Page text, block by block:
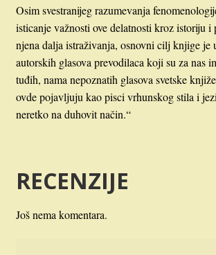
Osim svestranijeg razumevanja
isticanje važnosti ove delatnosti kroz istoriju i
njena dalja istraživanja, osnovni cilj knjige je
autorskih glasova prevodilaca koji su za nas
tuđih, nama nepoznatih glasova svetske
ovde pojavljuju kao pisci vrhunskog stila i
neretko na duhovit način.“
RECENZIJE
Još nema komentara.